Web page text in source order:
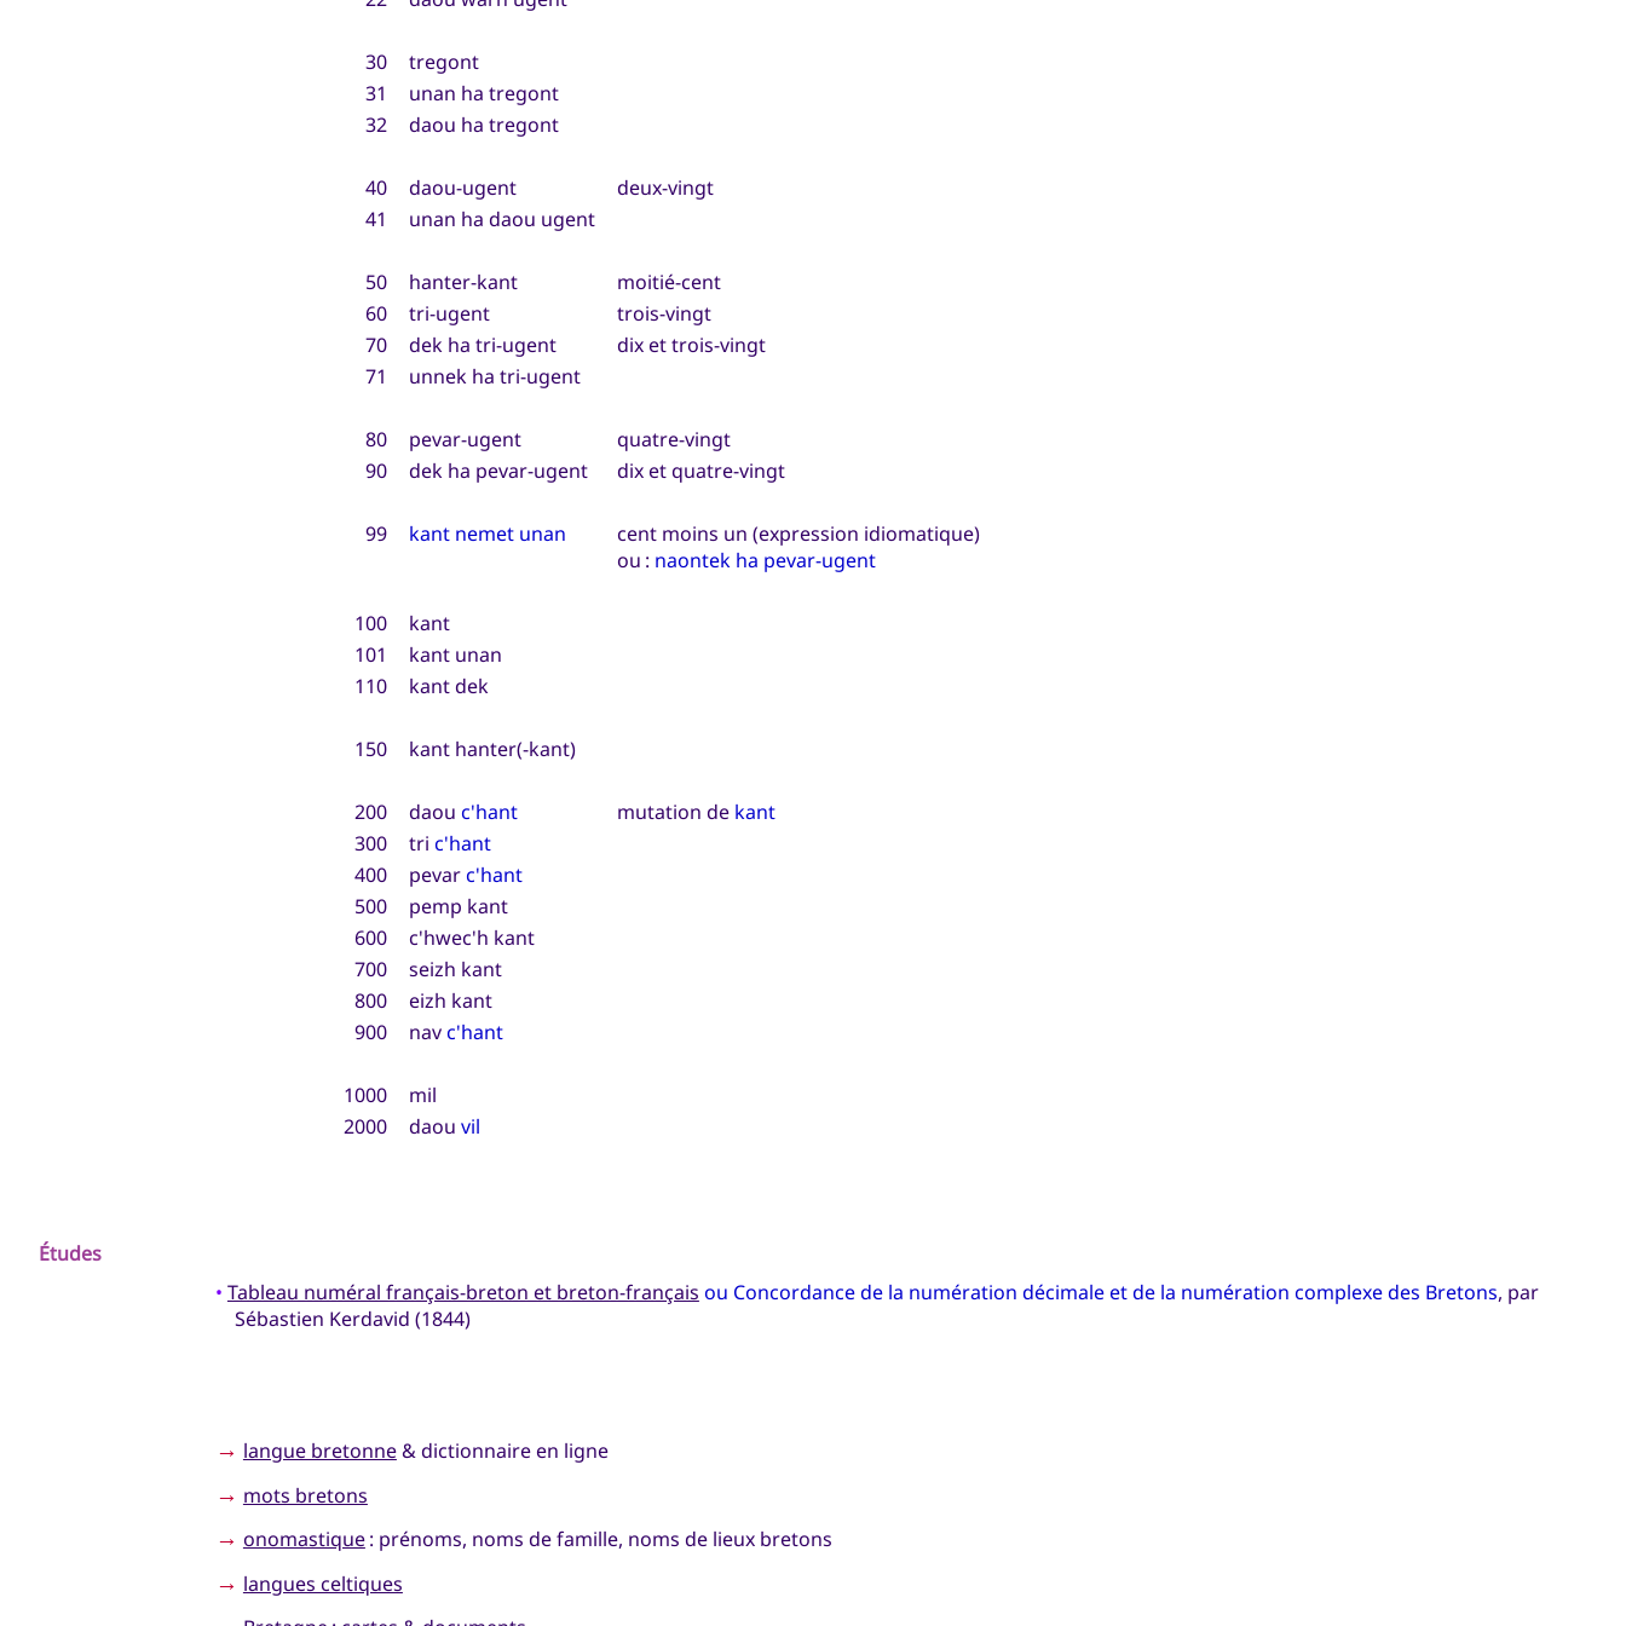
30
tregont
31
unan ha tregont
32
daou ha tregont
40 daou-ugent
deux-vingt
41
unan ha daou ugent
50 hanter-kant
moitié-cent
60
tri-ugent
trois-vingt
70
dek ha tri-ugent
dix et trois-vingt
71
unnek ha tri-ugent
80 pevar-ugent
quatre-vingt
90
dek ha pevar-ugent dix et quatre-vingt
99 kant nemet unan
cent moins un (expression idiomatique)
ou : naontek ha pevar-ugent
100
kant
101
kant unan
110
kant dek
150 kant hanter(-kant)
200 daou c'hant mutation de kant
300
tri c'hant
400
pevarc'hant
500
pemp kant
600
c'hwec'h kant
700
seizh kant
800
eizh kant
900
navc'hant
1000
mil
2000
daou vil
Études
• Tableau numéral français-breton et breton-français ou Concordance de la numération décimale et de la numération complexe des Bretons, par
Sébastien Kerdavid (1844)
→ langue bretonne& dictionnaire en ligne
→ mots bretons
→ onomastique: prénoms, noms de famille, noms de lieux bretons
→ langues celtiques